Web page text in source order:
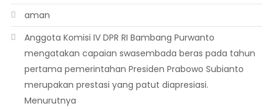
aman
Anggota Komisi IV DPR RI Bambang Purwanto
mengatakan capaian swasembada beras pada tahun
pertama pemerintahan Presiden Prabowo Subianto
merupakan prestasi yang patut diapresiasi.
Menurutnya